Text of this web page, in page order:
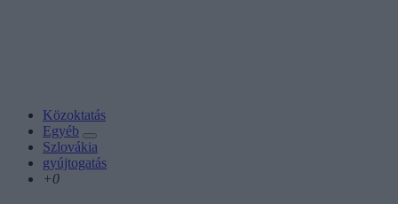
Közoktatás
Egyéb
Szlovákia
gyújtogatás
+0